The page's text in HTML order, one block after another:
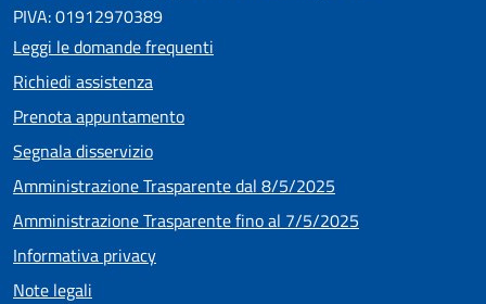
PIVA: 01912970389
Leggi le domande frequenti
Richiedi assistenza
Prenota appuntamento
Segnala disservizio
Amministrazione Trasparente dal 8/5/2025
Amministrazione Trasparente fino al 7/5/2025
Informativa privacy
Note legali